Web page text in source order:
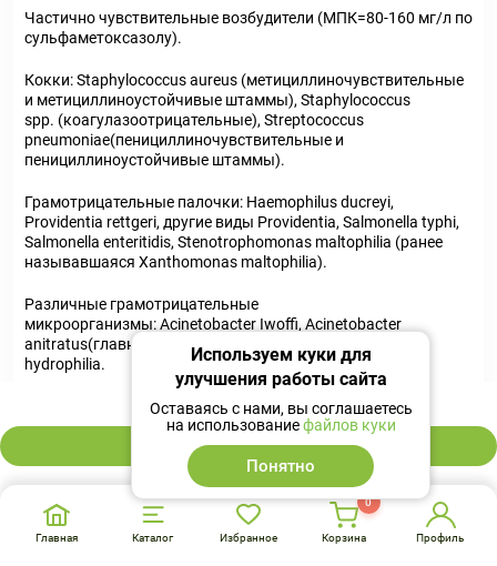
125 ₽
В корзину
Частично чувствительные возбудители (МПК=80-160 мг/л по
сульфаметоксазолу).
Кокки: Staphylococcus aureus (метициллиночувствительные
и метициллиноустойчивые штаммы), Staphylococcus
spp. (коагулазоотрицательные), Streptococcus
pneumoniae(пенициллиночувствительные и
пенициллиноустойчивые штаммы).
Грамотрицательные палочки: Haemophilus ducreyi,
Providentia rettgeri, другие виды Providentia, Salmonella typhi,
Salmonella enteritidis, Stenotrophomonas maltophilia (ранее
называвшаяся Xanthomonas maltophilia).
Различные грамотрицательные
микроорганизмы: Acinetobacter Iwoffi, Acinetobacter
anitratus(главным образом, A.baumanii), Aeromonas
hydrophilia.
Устойчивые возбудители (МПК >160 мг/л по
сульфаметоксазолу).
Mycoplasma spp., Mycobacterium tuberculosis, Treponema
Если препарат Бисептол назначается эмпирически,
Главная Каталог Избранное Корзина
0
Профиль
Используем куки для
улучшения работы сайта
Оставаясь с нами, вы соглашаетесь
на использованиефайлов куки
Понятно